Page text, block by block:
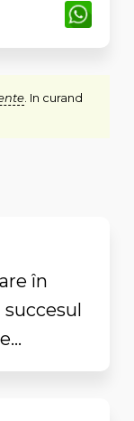
. In curand
în